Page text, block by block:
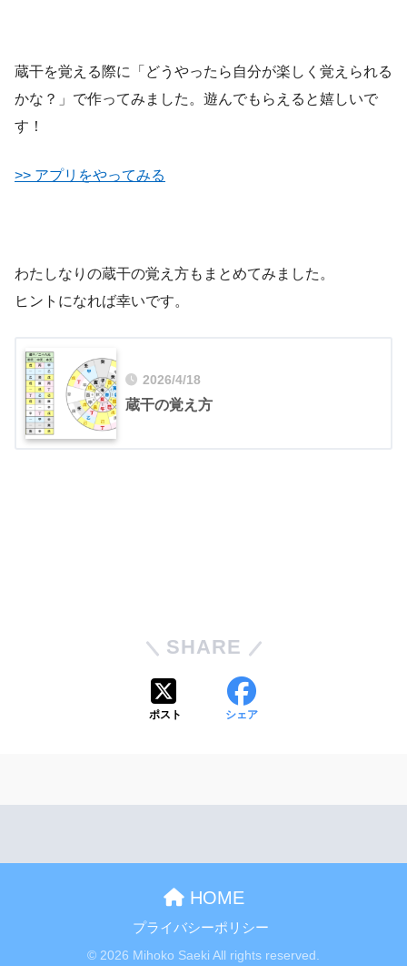
蔵干を覚える際に「どうやったら自分が楽しく覚えられる
かな？」で作ってみました。遊んでもらえると嬉しいで
す！
>> アプリをやってみる
わたしなりの蔵干の覚え方もまとめてみました。
ヒントになれば幸いです。
2026/4/18
蔵干の覚え方
SHARE
ポスト シェア
HOME
プライバシーポリシー
© 2026 Mihoko Saeki All rights reserved.